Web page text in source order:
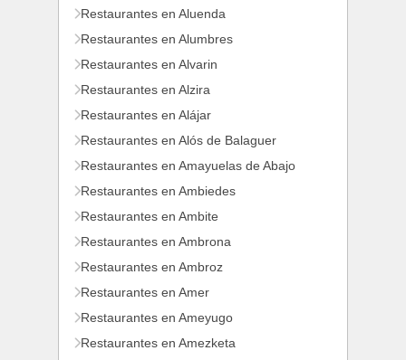
Restaurantes en Aluenda
Restaurantes en Alumbres
Restaurantes en Alvarin
Restaurantes en Alzira
Restaurantes en Alájar
Restaurantes en Alós de Balaguer
Restaurantes en Amayuelas de Abajo
Restaurantes en Ambiedes
Restaurantes en Ambite
Restaurantes en Ambrona
Restaurantes en Ambroz
Restaurantes en Amer
Restaurantes en Ameyugo
Restaurantes en Amezketa